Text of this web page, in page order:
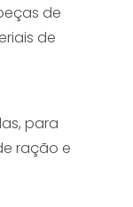
de
de
para
ração e